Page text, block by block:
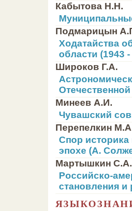
Кабытова Н.Н.
Подмарицын
Ходатайства
области (1943 -
Широков Г.А.
Минеев А.И.
Чувашский
Перепелкин
Спор
эпохе (А.
Мартышкин С.А.
Российско-
становления и